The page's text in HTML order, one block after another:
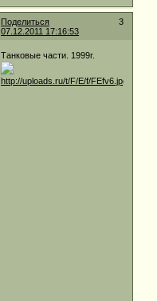
Поделиться
3
07.12.2011 17:16:53
Танковые части. 1999г.